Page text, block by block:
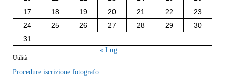
17
18 19 20 21 22
23
24
25 26 27 28 29
30
31
« Lug
Utilità
Procedure iscrizione fotografo